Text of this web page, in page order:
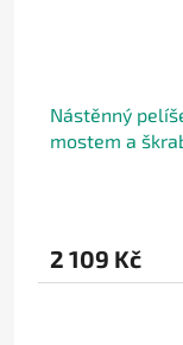
Nástěnný
mostem a
2 109 Kč